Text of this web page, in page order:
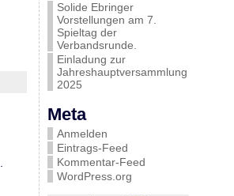
Solide Ebringer
Vorstellungen am 7.
Spieltag der
Verbandsrunde.
Einladung zur
Jahreshauptversammlung
2025
Meta
Anmelden
Eintrags-Feed
Kommentar-Feed
WordPress.org